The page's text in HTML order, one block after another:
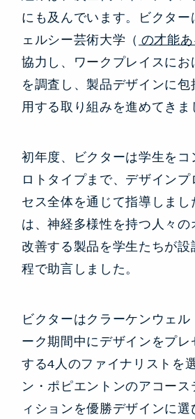
にも及んでいます。ビクター
ェルシー芸術大学（ の才能
協力し、ワークプレイスにお
を調査し、製品デザインに包
用する取り組みを進めてきま
初年度、ビクターは学生を
ロトタイプまで、デザインプ
セス全体を通じて指導しまし
は、神経多様性を持つ人々の
改善する製品を学生たちが設
程で助言しました。
ビクターはクラーケンウェル
ーク期間中にデザインをプレ
する4人のファイナリストを
ン・ポピエントンのアコー
ィションを優勝デザインに選